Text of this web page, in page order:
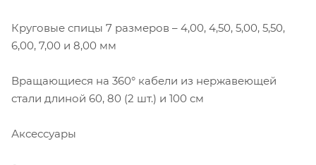
Круговые спицы 7 размеров – 4,00, 4,50, 5,00, 5,50,
6,00, 7,00 и 8,00 мм
Вращающиеся на 360° кабели из нержавеющей
стали длиной 60, 80 (2 шт.) и 100 см
Аксессуары